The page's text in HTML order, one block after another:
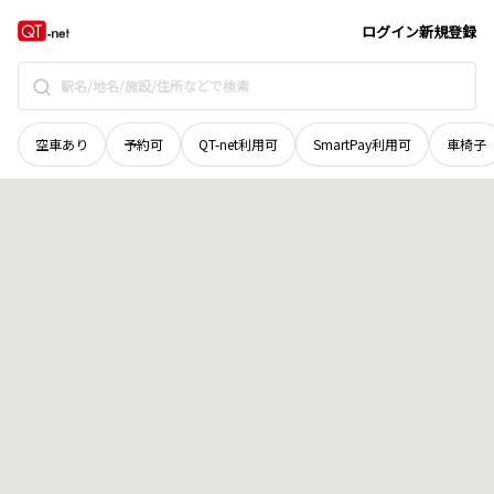
ログイン新規登録
空車あり 予約可 QT-net利用可 SmartPay利用可 車椅子
鳥取県